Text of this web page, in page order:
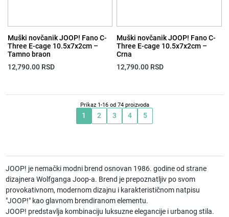
Muški novčanik JOOP! Fano C-
Three E-cage 10.5x7x2cm –
Tamno braon
12,790.00 RSD
Muški novčanik JOOP! Fano C-
Three E-cage 10.5x7x2cm –
Crna
12,790.00 RSD
Prikaz 1-16 od 74 proizvoda
1 2 3 4 5
JOOP! je nemački modni brend osnovan 1986. godine od strane
dizajnera Wolfganga Joop-a. Brend je prepoznatljiv po svom
provokativnom, modernom dizajnu i karakterističnom natpisu
"JOOP!" kao glavnom brendiranom elementu.
JOOP! predstavlja kombinaciju luksuzne elegancije i urbanog stila.